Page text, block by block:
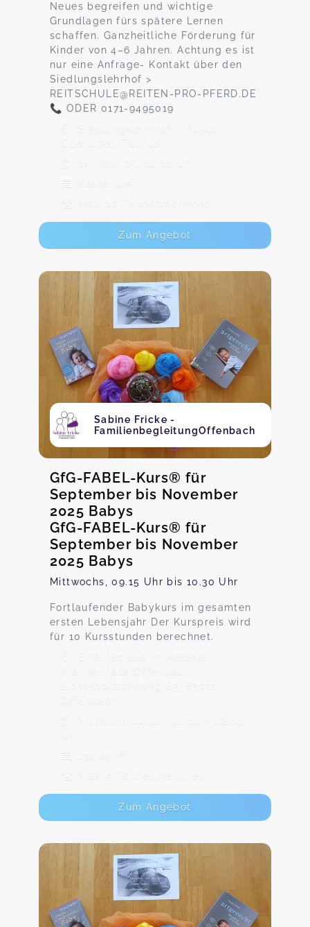
Neues begreifen und wichtige
Grundlagen fürs spätere Lernen
schaffen. Ganzheitliche Förderung für
Kinder von 4–6 Jahren. Achtung es ist
nur eine Anfrage- Kontakt über den
Siedlungslehrhof >
REITSCHULE@REITEN-PRO-PFERD.DE
📞 ODER 0171-9495019
Siedlungslehrhof 1, 61440
Oberursel (Taunus)
24. Nov. 25, 01:00 Uhr
Max. 10 TeilnehmerInnen
Zum Angebot
Sabine Fricke -
FamilienbegleitungOffenbach
GfG-FABEL-Kurs® für
September bis November
2025 Babys
GfG-FABEL-Kurs® für
September bis November
2025 Babys
Mittwochs, 09.15 Uhr bis 10.30 Uhr
Fortlaufender Babykurs im gesamten
ersten Lebensjahr Der Kurspreis wird
für 10 Kursstunden berechnet.
Elternschule im Ketteler
Krankenhaus Offenbach,
Lichtenplattenweg 85, 63071
Offenbach
Mittwoch, 14.01., 01:00 - 02:00
130,00 €
Max. 9 TeilnehmerInnen
Zum Angebot